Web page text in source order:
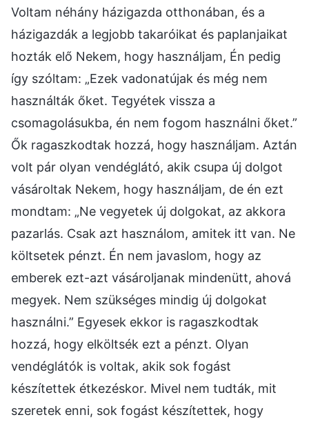
Voltam néhány házigazda otthonában, és a
házigazdák a legjobb takaróikat és paplanjaikat
hozták elő Nekem, hogy használjam, Én pedig
így szóltam: „Ezek vadonatújak és még nem
használták őket. Tegyétek vissza a
csomagolásukba, én nem fogom használni őket.”
Ők ragaszkodtak hozzá, hogy használjam. Aztán
volt pár olyan vendéglátó, akik csupa új dolgot
vásároltak Nekem, hogy használjam, de én ezt
mondtam: „Ne vegyetek új dolgokat, az akkora
pazarlás. Csak azt használom, amitek itt van. Ne
költsetek pénzt. Én nem javaslom, hogy az
emberek ezt-azt vásároljanak mindenütt, ahová
megyek. Nem szükséges mindig új dolgokat
használni.” Egyesek ekkor is ragaszkodtak
hozzá, hogy elköltsék ezt a pénzt. Olyan
vendéglátók is voltak, akik sok fogást
készítettek étkezéskor. Mivel nem tudták, mit
szeretek enni, sok fogást készítettek, hogy